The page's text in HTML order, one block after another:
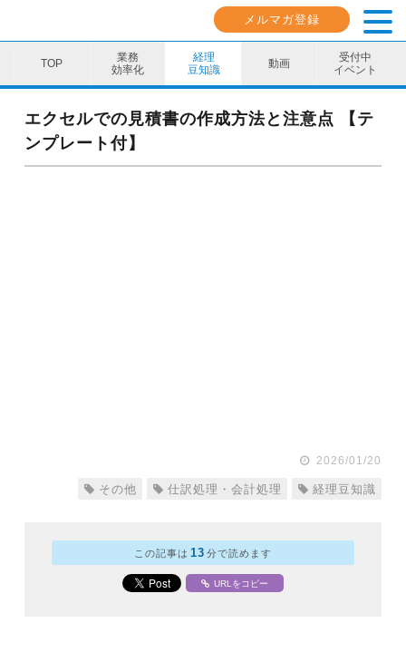
メルマガ登録
業務
効率化
経理
豆知識
動画
受付中
イベント
業務効率化
経理豆知識
エクセルでの見積書の作成方法と注意点 【テ
ンプレート付】
2026/01/20
その他 仕訳処理・会計処理 経理豆知識
この記事は 13 分で読めます
URLをコピー